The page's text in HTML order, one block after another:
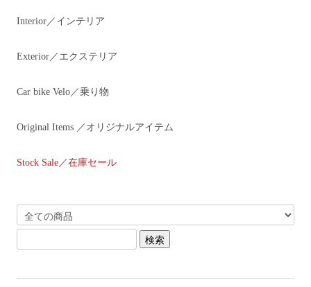
Interior／インテリア
Exterior／エクステリア
Car bike Velo／乗り物
Original Items ／オリジナルアイテム
Stock Sale／在庫セール